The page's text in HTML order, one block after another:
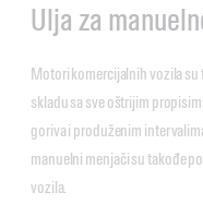
Ulja za
Motori komercijalnih vozila
skladu sa sve oštrijim
goriva i produženim
manuelni menjači su takođe
vozila.